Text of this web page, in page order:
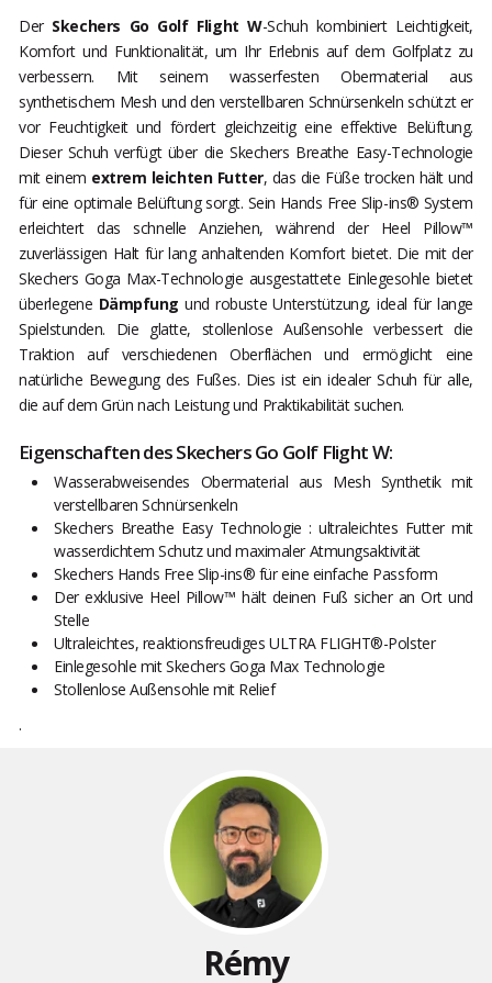
Der Skechers Go Golf Flight W-Schuh kombiniert Leichtigkeit,
Komfort und Funktionalität, um Ihr Erlebnis auf dem Golfplatz zu
verbessern. Mit seinem wasserfesten Obermaterial aus
synthetischem Mesh und den verstellbaren Schnürsenkeln schützt er
vor Feuchtigkeit und fördert gleichzeitig eine effektive Belüftung.
Dieser Schuh verfügt über die Skechers Breathe Easy-Technologie
mit einem extrem leichten Futter, das die Füße trocken hält und
für eine optimale Belüftung sorgt. Sein Hands Free Slip-ins® System
erleichtert das schnelle Anziehen, während der Heel Pillow™
zuverlässigen Halt für lang anhaltenden Komfort bietet. Die mit der
Skechers Goga Max-Technologie ausgestattete Einlegesohle bietet
überlegene Dämpfung und robuste Unterstützung, ideal für lange
Spielstunden. Die glatte, stollenlose Außensohle verbessert die
Traktion auf verschiedenen Oberflächen und ermöglicht eine
natürliche Bewegung des Fußes. Dies ist ein idealer Schuh für alle,
die auf dem Grün nach Leistung und Praktikabilität suchen.
Eigenschaften des Skechers Go Golf Flight W:
Wasserabweisendes Obermaterial aus Mesh Synthetik mit
verstellbaren Schnürsenkeln
Skechers Breathe Easy Technologie : ultraleichtes Futter mit
wasserdichtem Schutz und maximaler Atmungsaktivität
Skechers Hands Free Slip-ins® für eine einfache Passform
Der exklusive Heel Pillow™ hält deinen Fuß sicher an Ort und
Stelle
Ultraleichtes, reaktionsfreudiges ULTRA FLIGHT®-Polster
Einlegesohle mit Skechers Goga Max Technologie
Stollenlose Außensohle mit Relief
.
Rémy